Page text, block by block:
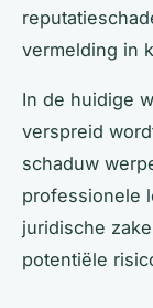
vermelding in
In de huidige
verspreid
schaduw
professionele
juridische
potentiële